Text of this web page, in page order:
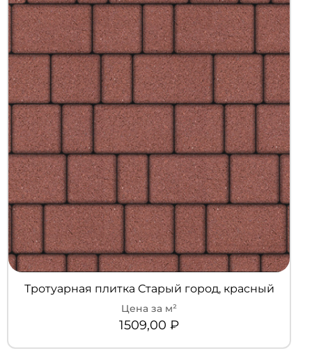
Тротуарная плитка Старый город, красный
1509,00 ₽